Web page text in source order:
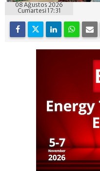
08 Ağustos 2026
Cumartesi 17:31